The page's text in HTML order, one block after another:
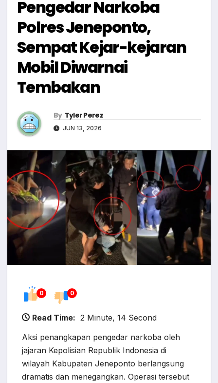
Pengedar Narkoba
Polres Jeneponto,
Sempat Kejar-kejaran
Mobil Diwarnai
Tembakan
By Tyler Perez
JUN 13, 2026
0 0
Read Time: 2 Minute, 14 Second
Aksi penangkapan pengedar narkoba oleh
jajaran Kepolisian Republik Indonesia di
wilayah Kabupaten Jeneponto berlangsung
dramatis dan menegangkan. Operasi tersebut